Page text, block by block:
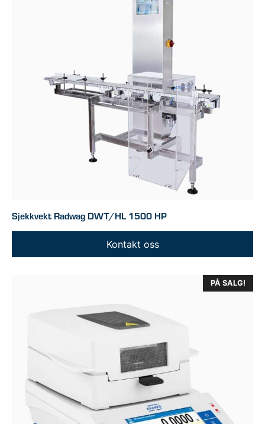
Sjekkvekt Radwag DWT/HL 1500 HP
Kontakt oss
PÅ SALG!